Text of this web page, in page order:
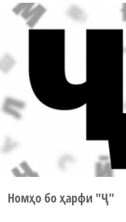
Номҳо бо ҳарфи "Ҷ"